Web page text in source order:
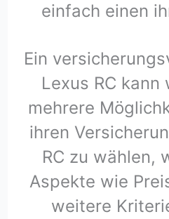
einfach einen
Ein
Lexus RC kann
mehrere
ihren
RC zu wählen,
Aspekte wie
weitere